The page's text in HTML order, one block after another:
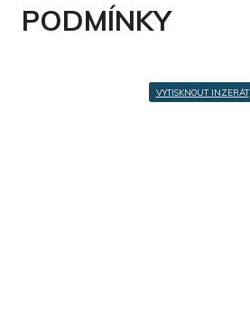
PODMÍNKY
VYTISKNOUT INZERÁT